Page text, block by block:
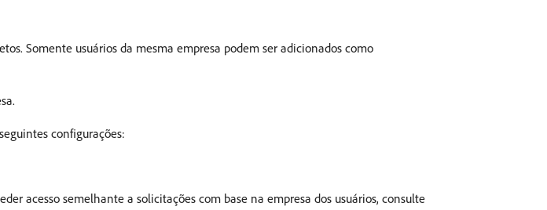
Somente usuários da mesma empresa podem ser adicionados como
configurações:
acesso semelhante a solicitações com base na empresa dos usuários, consulte